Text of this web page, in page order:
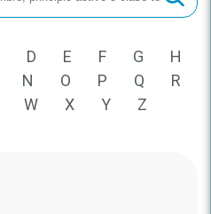
D E F G
H
N O P Q
R
W X Y Z